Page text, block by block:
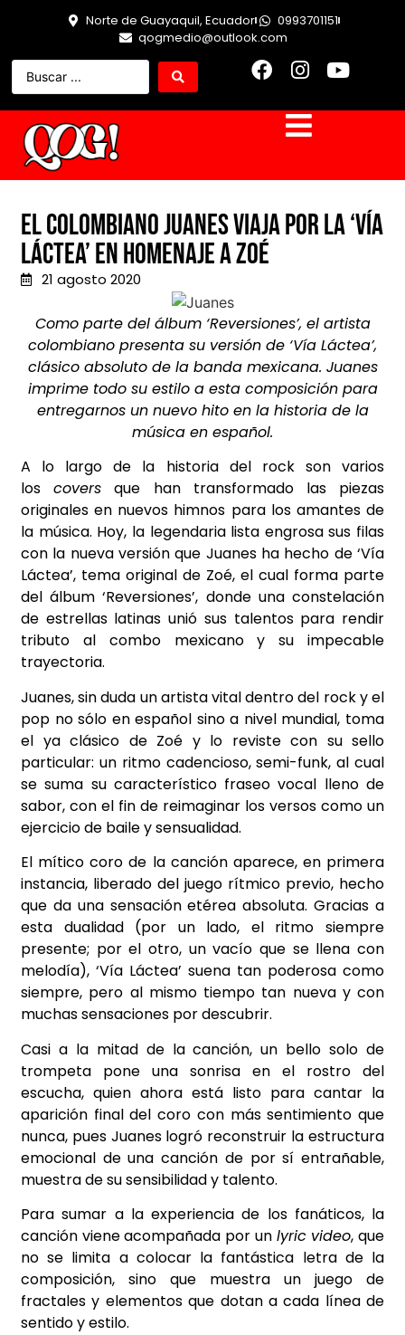
Norte de Guayaquil, Ecuador
0993701151
qogmedio@outlook.com
El colombiano Juanes viaja por la ‘Vía
Láctea’ en homenaje a Zoé
21 agosto 2020
Como parte del álbum ‘Reversiones’, el artista
colombiano presenta su versión de ‘Vía Láctea’,
clásico absoluto de la banda mexicana. Juanes
imprime todo su estilo a esta composición para
entregarnos un nuevo hito en la historia de la
música en español.
A lo largo de la historia del rock son varios
loscovers que han transformado las piezas
originales en nuevos himnos para los amantes de
la música. Hoy, la legendaria lista engrosa sus filas
con la nueva versión que Juanes ha hecho de ‘Vía
Láctea’, tema original de Zoé, el cual forma parte
del álbum ‘Reversiones’, donde una constelación
de estrellas latinas unió sus talentos para rendir
tributo al combo mexicano y su impecable
trayectoria.
Juanes, sin duda un artista vital dentro del rock y el
pop no sólo en español sino a nivel mundial, toma
el ya clásico de Zoé y lo reviste con su sello
particular: un ritmo cadencioso, semi-funk, al cual
se suma su característico fraseo vocal lleno de
sabor, con el fin de reimaginar los versos como un
ejercicio de baile y sensualidad.
El mítico coro de la canción aparece, en primera
instancia, liberado del juego rítmico previo, hecho
que da una sensación etérea absoluta. Gracias a
esta dualidad (por un lado, el ritmo siempre
presente; por el otro, un vacío que se llena con
melodía), ‘Vía Láctea’ suena tan poderosa como
siempre, pero al mismo tiempo tan nueva y con
muchas sensaciones por descubrir.
Casi a la mitad de la canción, un bello solo de
trompeta pone una sonrisa en el rostro del
escucha, quien ahora está listo para cantar la
aparición final del coro con más sentimiento que
nunca, pues Juanes logró reconstruir la estructura
emocional de una canción de por sí entrañable,
muestra de su sensibilidad y talento.
Para sumar a la experiencia de los fanáticos, la
canción viene acompañada por un lyric video, que
no se limita a colocar la fantástica letra de la
composición, sino que muestra un juego de
fractales y elementos que dotan a cada línea de
sentido y estilo.